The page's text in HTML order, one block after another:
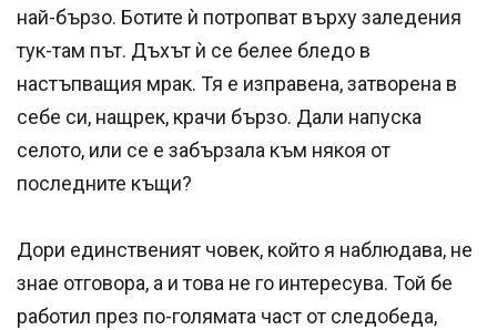
най-бързо. Ботите ѝ потропват върху заледения
тук-там път. Дъхът ѝ се белее бледо в
настъпващия мрак. Тя е изправена, затворена в
себе си, нащрек, крачи бързо. Дали напуска
селото, или се е забързала към някоя от
последните къщи?
Дори единственият човек, който я наблюдава, не
знае отговора, а и това не го интересува. Той бе
работил през по-голямата част от следобеда,